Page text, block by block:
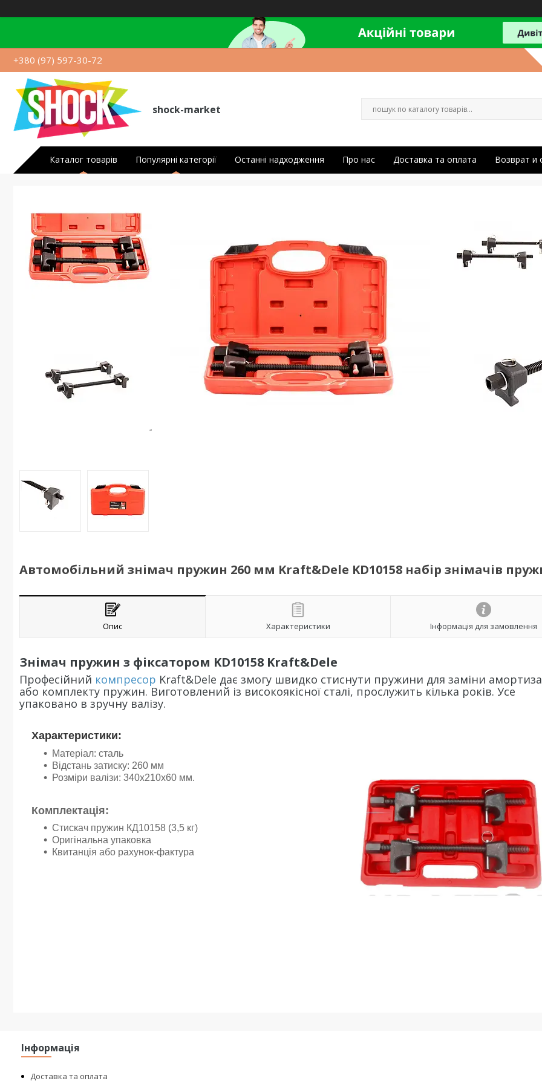
+380 (97) 597-30-72
shock-market
Каталог товарів Популярні категорії Останні надходження Про нас Доставка та оплата Возврат и
Автомобільний знімач пружин 260 мм Kraft&Dele KD10158 набір знімачів
Опис Характеристики Інформація для замовлення
Знімач пружин з фіксатором KD10158 Kraft&Dele
Професійний компресор Kraft&Dele дає змогу швидко стиснути пружини для заміни
або комплекту пружин. Виготовлений із високоякісної сталі, прослужить кілька років. Усе
упаковано в зручну валізу.
Характеристики:
Матеріал: сталь
Відстань затиску: 260 мм
Розміри валізи: 340х210х60 мм.
Комплектація:
Стискач пружин КД10158 (3,5 кг)
Оригінальна упаковка
Квитанція або рахунок-фактура
Інформація
Доставка та оплата